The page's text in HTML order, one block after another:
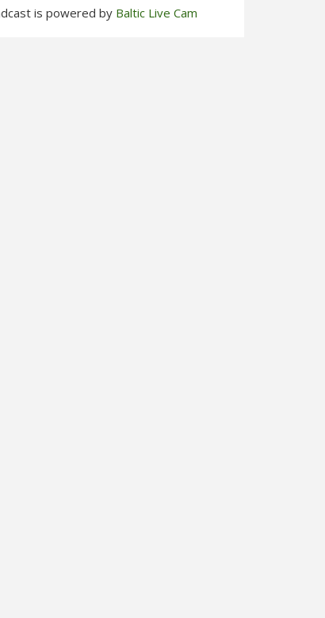
is powered by Baltic Live Cam